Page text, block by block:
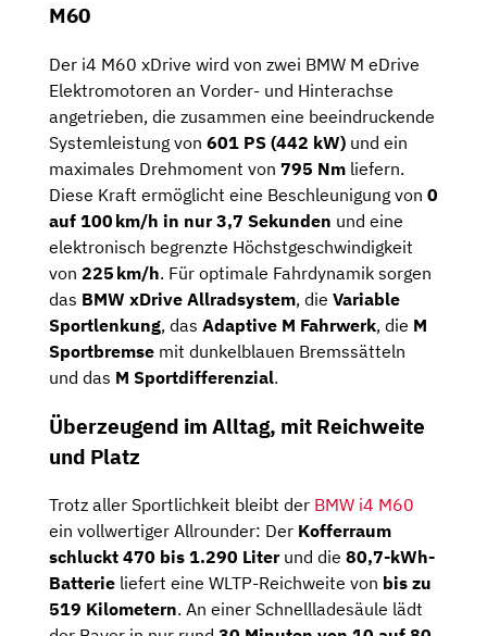
M60
Der i4 M60 xDrive wird von zwei BMW M eDrive
Elektromotoren an Vorder- und Hinterachse
angetrieben, die zusammen eine beeindruckende
Systemleistung von 601 PS (442 kW) und ein
maximales Drehmoment von 795 Nm liefern.
Diese Kraft ermöglicht eine Beschleunigung von 0
auf 100 km/h in nur 3,7 Sekunden und eine
elektronisch begrenzte Höchstgeschwindigkeit
von 225 km/h. Für optimale Fahrdynamik sorgen
das BMW xDrive Allradsystem, die Variable
Sportlenkung, das Adaptive M Fahrwerk, die M
Sportbremse mit dunkelblauen Bremssätteln
und das M Sportdifferenzial.
Überzeugend im Alltag, mit Reichweite
und Platz
Trotz aller Sportlichkeit bleibt der BMW i4 M60
ein vollwertiger Allrounder: Der Kofferraum
schluckt 470 bis 1.290 Literund die 80,7-kWh-
Batterie liefert eine WLTP-Reichweite von bis zu
519 Kilometern. An einer Schnellladesäule lädt